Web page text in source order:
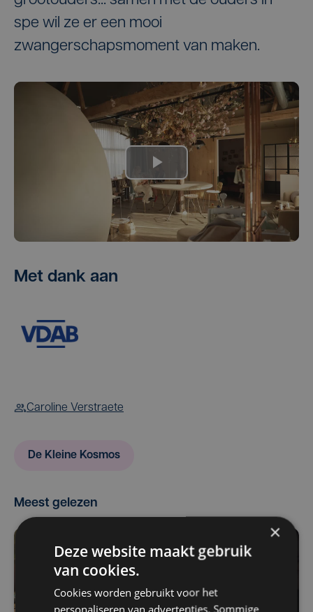
spe wil ze er een mooi
zwangerschapsmoment van maken.
Met dank aan
Caroline Verstraete
De Kleine Kosmos
Meest gelezen
×
Deze website maakt gebruik
van cookies.
Cookies worden gebruikt voor het
personaliseren van advertenties. Sommige